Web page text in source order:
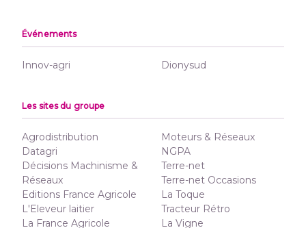
Événements
Innov-agri Dionysud
Les sites du groupe
Agrodistribution
Datagri
Décisions Machinisme &
Réseaux
Editions France Agricole
L'Eleveur laitier
La France Agricole
Moteurs & Réseaux
NGPA
Terre-net
Terre-net Occasions
La Toque
Tracteur Rétro
La Vigne